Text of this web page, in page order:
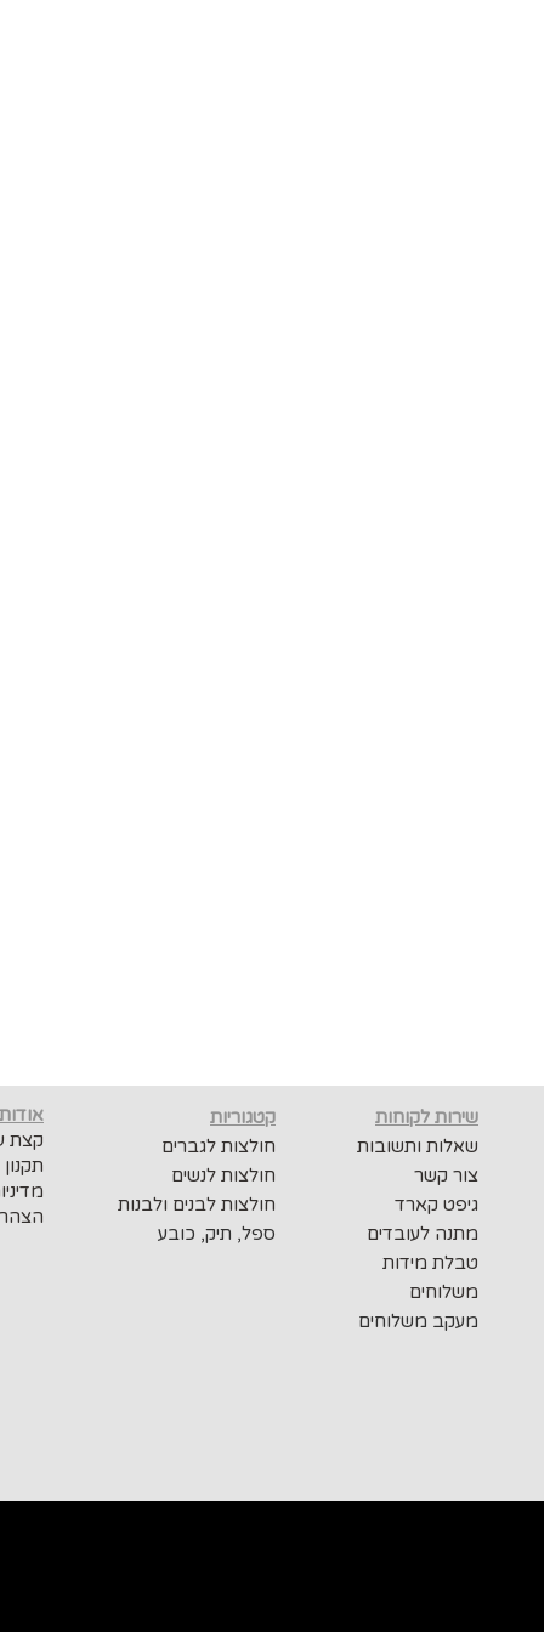
אודות
קצת
קטגוריות
חולצות לגברים
חולצות לנשים
חולצות לבנים ולבנות
ספל, תיק, כובע
שירות לקוחות
שאלות ותשובות
צור קשר
גיפט קארד
מתנה לעובדים
טבלת מידות
משלוחים
מעקב משלוחים